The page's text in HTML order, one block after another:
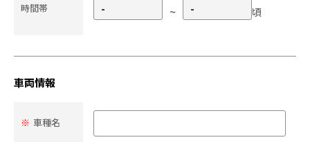
時間帯
~ 頃
車両情報
※ 車種名